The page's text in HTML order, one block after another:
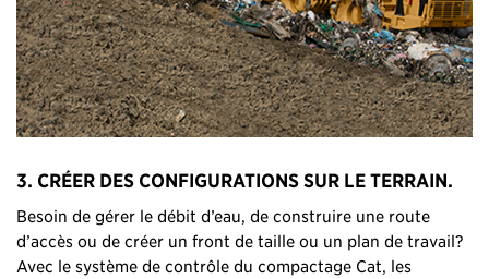
3. CRÉER DES CONFIGURATIONS SUR LE TERRAIN.
Besoin de gérer le débit d’eau, de construire une route
d’accès ou de créer un front de taille ou un plan de travail?
Avec le système de contrôle du compactage Cat, les